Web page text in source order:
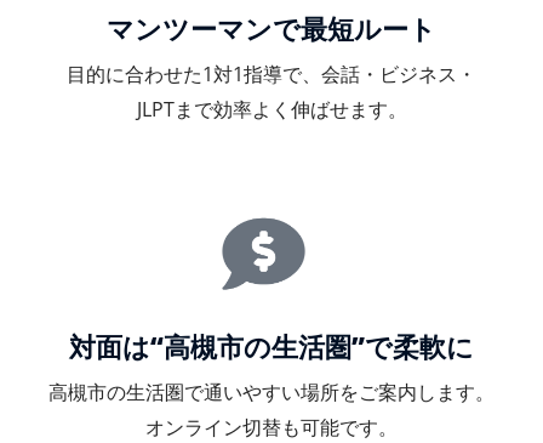
マンツーマンで最短ルート
目的に合わせた1対1指導で、会話・ビジネス・
JLPTまで効率よく伸ばせます。
対面は“高槻市の生活圏”で柔軟に
高槻市の生活圏で通いやすい場所をご案内します。
オンライン切替も可能です。